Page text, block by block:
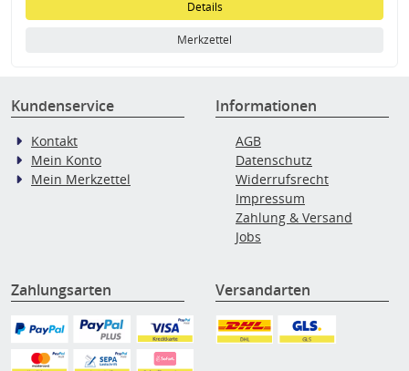
Details
Merkzettel
Kundenservice
Kontakt
Mein Konto
Mein Merkzettel
Informationen
AGB
Datenschutz
Widerrufsrecht
Impressum
Zahlung & Versand
Jobs
Zahlungsarten Versandarten